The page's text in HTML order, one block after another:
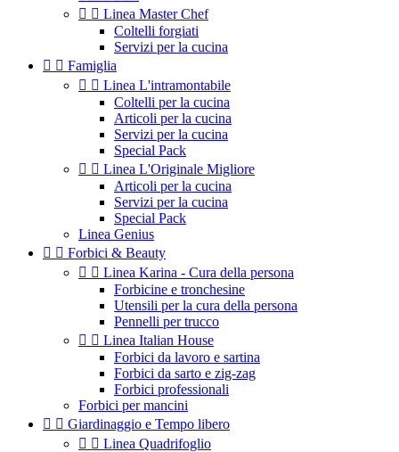
  Linea Master Chef
Coltelli forgiati
Servizi per la cucina
  Famiglia
  Linea L'intramontabile
Coltelli per la cucina
Articoli per la cucina
Servizi per la cucina
Special Pack
  Linea L'Originale Migliore
Articoli per la cucina
Servizi per la cucina
Special Pack
Linea Genius
  Forbici & Beauty
  Linea Karina - Cura della persona
Forbicine e tronchesine
Utensili per la cura della persona
Pennelli per trucco
  Linea Italian House
Forbici da lavoro e sartina
Forbici da sarto e zig-zag
Forbici professionali
Forbici per mancini
  Giardinaggio e Tempo libero
  Linea Quadrifoglio